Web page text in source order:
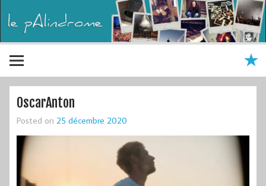
OscarAnton
Posted on 25 décembre 2020